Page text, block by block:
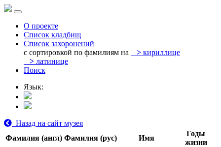
О проекте
Список кладбищ
Список захоронений
с сортировкой по фамилиям на
> кириллице
> латинице
Поиск
Язык:
Назад на сайт музея
Фамилия (англ) Фамилия (рус) Имя
Годы
жизни